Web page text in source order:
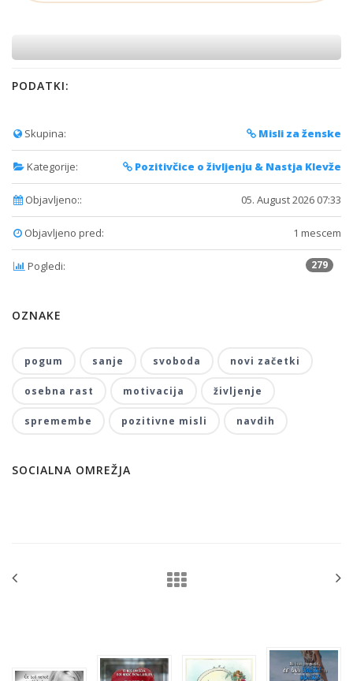
PODATKI:
Skupina: Misli za ženske
Kategorije: Pozitivčice o življenju & Nastja Klevže
Objavljeno:: 05. August 2026 07:33
Objavljeno pred: 1 mescem
Pogledi: 279
OZNAKE
pogum sanje svoboda novi začetki
osebna rast motivacija življenje
spremembe pozitivne misli navdih
SOCIALNA OMREŽJA